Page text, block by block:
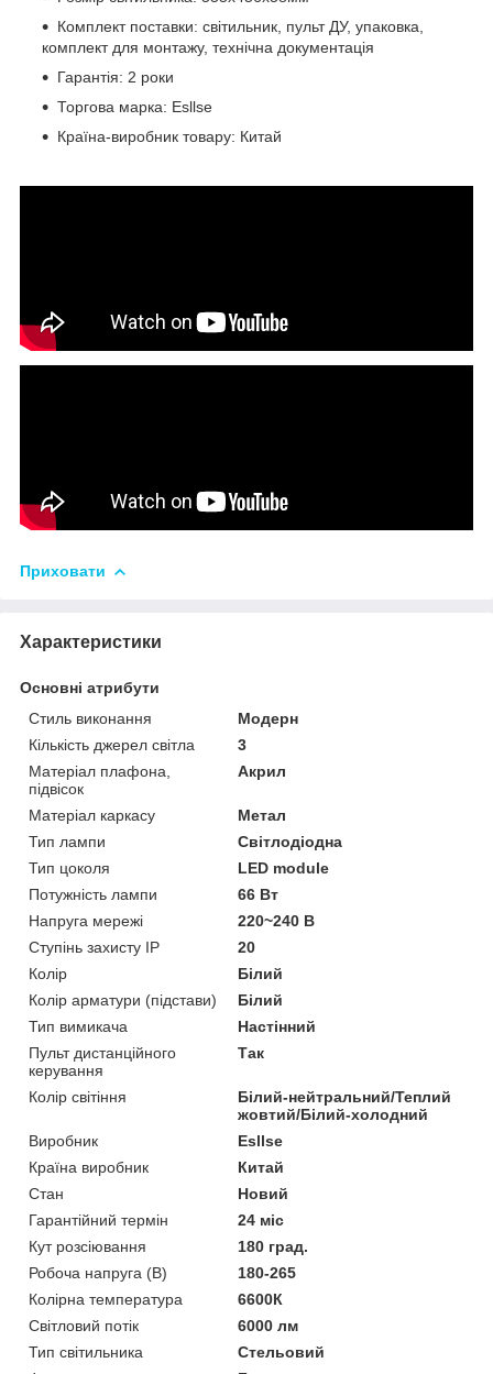
Комплект поставки: світильник, пульт ДУ, упаковка,
комплект для монтажу, технічна документація
Гарантія: 2 роки
Торгова марка: Esllse
Країна-виробник товару: Китай
Приховати
Характеристики
Основні атрибути
Стиль виконання
Модерн
Кількість джерел світла
3
Матеріал плафона,
підвісок
Акрил
Матеріал каркасу
Метал
Тип лампи
Світлодіодна
Тип цоколя
LED module
Потужність лампи
66 Вт
Напруга мережі
220~240 В
Ступінь захисту IP
20
Колір
Білий
Колір арматури (підстави)
Білий
Тип вимикача
Настінний
Пульт дистанційного
керування
Так
Колір світіння
Білий-нейтральний/Теплий
жовтий/Білий-холодний
Виробник
Esllse
Країна виробник
Китай
Стан
Новий
Гарантійний термін
24 міс
Кут розсіювання
180 град.
Робоча напруга (В)
180-265
Колірна температура
6600К
Світловий потік
6000 лм
Тип світильника
Стельовий